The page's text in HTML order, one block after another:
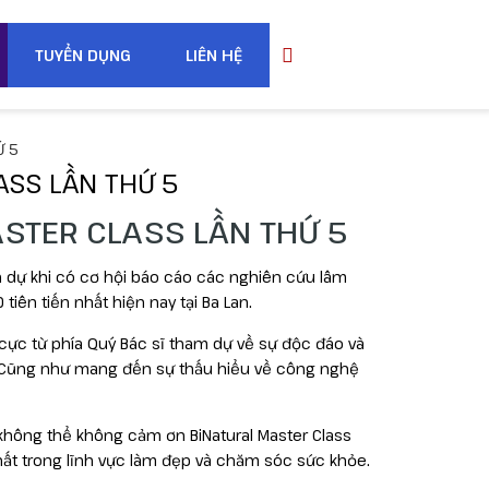
TUYỂN DỤNG LIÊN HỆ
5
LẦN THỨ 5
CLASS LẦN THỨ 5
dự khi có cơ hội báo cáo các nghiên cứu lâm
tiến nhất hiện nay tại Ba Lan.
từ phía Quý Bác sĩ tham dự về sự độc đáo và
như mang đến sự thấu hiểu về công nghệ
thể không cảm ơn BiNatural Master Class
trong lĩnh vực làm đẹp và chăm sóc sức khỏe.